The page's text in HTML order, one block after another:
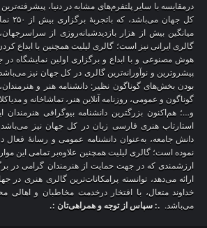
درمقایسه با سایر پلتفرم‌های مشابه در دنیا، پیشرفته‌ترین
کل
میانگین بیش از هزار بازدیدشبانه‌روزی از
گالری ایرانی نیز است؛ گالری لیلیت همچنین با ابداع
هوش مصنوعی و با ابداع و برگزاری اولین نمایشگاه در
پیشروترین و نوآورانه‌ترین گالری در کل جهان نیز
بودن بخش‌های گوناگون نظیر: دانشنامه هنر و
گوناگون و عمومی، روزنامه آنلاین هنر، تماشاخانه و
و…؛ هم‌اکنون بزرگترین دانشنامه بیوگرافی هنرمندان
استارتاپ هنری فارسی زبان در کل جهان نیز
دانش جامعه، به‌عنوان دانشنامه عمومی و رسانهٔ فعال
نموده است؛ گالری لیلیت همچنین علاوه‌بر تمامی این
ارزشمندی که در جهت حمایت از هنرمندان گرامی در
ارائه می‌دهد، توانسته پرامکانات‌ترین گالری هنری در
خداوند متعال، با افتخار درخدمت مخاطبان و اهالی
می‌باشد. .: سپاس از توجه و همراهی‌تان :.